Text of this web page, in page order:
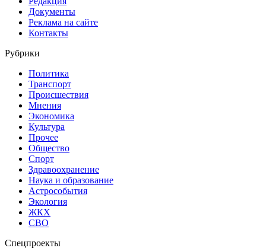
Документы
Реклама на сайте
Контакты
Рубрики
Политика
Транспорт
Происшествия
Мнения
Экономика
Культура
Прочее
Общество
Спорт
Здравоохранение
Наука и образование
Астрособытия
Экология
ЖКХ
СВО
Спецпроекты